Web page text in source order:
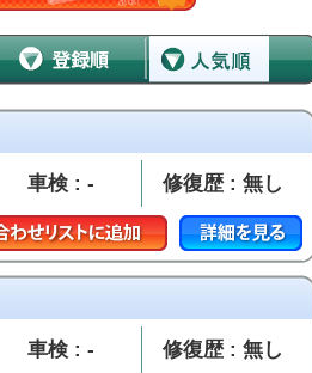
車検 : - 修復歴 : 無し
車検 : - 修復歴 : 無し